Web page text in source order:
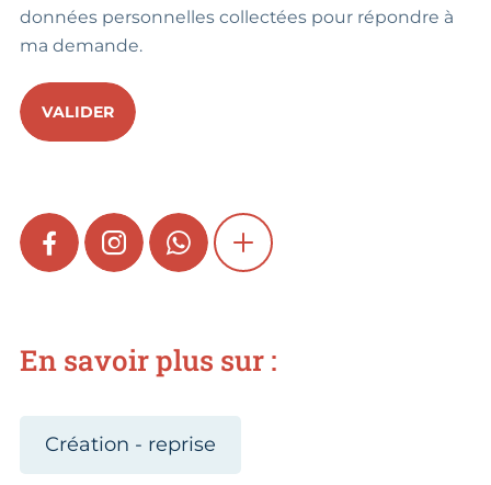
données personnelles collectées pour répondre à
ma demande.
VALIDER
FACEBOOKINSTAGRAMWHATSAPPSHOW MORE
En savoir plus sur :
Création - reprise